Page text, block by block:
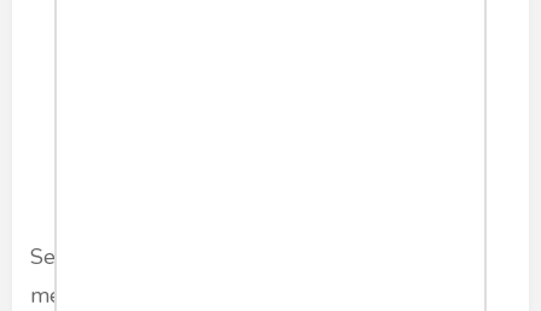
Selain pupuk, ketersediaan benih unggul
menjadi salah satu fokus utama dalam